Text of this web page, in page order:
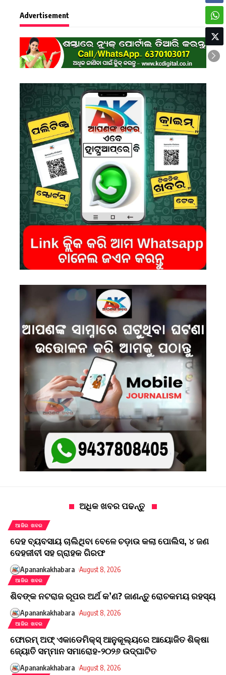
Advertisement
ଅଧିକ ଖବର ପଢନ୍ତୁ
ଆଜିର ଖବର
ଦେହ ବ୍ୟବସାୟ ଚାଲିଥିବା ବେଳେ ଚଡ଼ାଉ କଲା ପୋଲିସ, ୪ ଜଣ
ଦେହଜୀବୀ ସହ ଗ୍ରାହକ ଗିରଫ
Apanankakhabara August 8, 2026
ଆଜିର ଖବର
ଶିବଙ୍କ ନଟରାଜ ରୂପର ଅର୍ଥ କ’ଣ? ଜାଣନ୍ତୁ ରୋଚକମୟ ରହସ୍ୟ
Apanankakhabara August 8, 2026
ଆଜିର ଖବର
ଫୋରମ୍ ଅଫ୍ ଏକାଡେମିକ୍ସ୍ ଆନୁକୂଲ୍ୟରେ ଆୟୋଜିତ ଶିକ୍ଷା
ଜ୍ୟୋତି ସମ୍ମାନ ସମାରୋହ-୨୦୨୬ ଉଦ୍ଘାଟିତ
Apanankakhabara August 8, 2026